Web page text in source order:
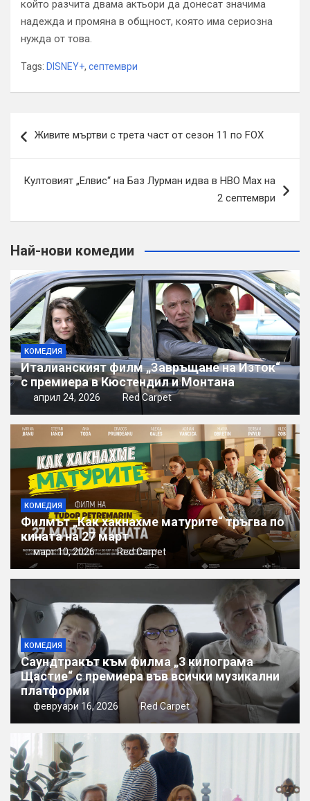
който разчита двама актьори да донесат значима
надежда и промяна в общност, която има сериозна
нужда от това.
Tags: DISNEY+, септември
Живите мъртви с трета част от сезон 11 по FOX
Култовият „Елвис“ на Баз Лурман идва в HBO Max на
2 септември
Най-нови комедии
КОМЕДИЯ
Италианският филм „Завръщане на Изток“
с премиера в Кюстендил и Монтана
април 24, 2026 Red Carpet
КОМЕДИЯ
Филмът „Как хакнахме матурите“ тръгва по
кината на 27 март
март 10, 2026 Red Carpet
КОМЕДИЯ
Саундтракът към филма „3 килограма
Щастие“ с премиера във всички музикални
платформи
февруари 16, 2026 Red Carpet